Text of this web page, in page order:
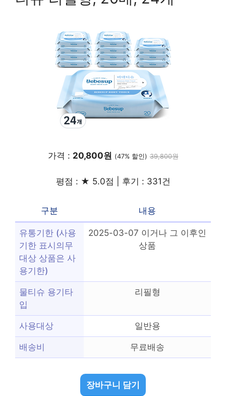
가격 : 20,800원 (47% 할인) 39,800원
평점 : ★ 5.0점 | 후기 : 331건
구분 내용
유통기한 (사용
기한 표시의무
대상 상품은 사
용기한)
2025-03-07 이거나 그 이후인
상품
물티슈 용기타
입
리필형
사용대상 일반용
배송비 무료배송
장바구니 담기